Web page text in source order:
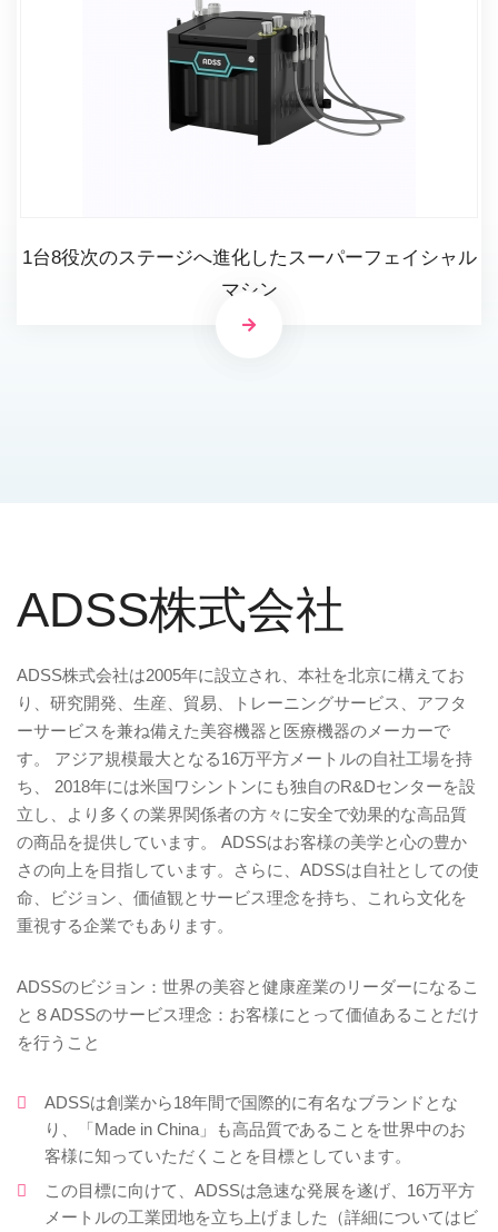
1台8役次のステージへ進化したスーパーフェイシャル
マシン
ADSS株式会社
ADSS株式会社は2005年に設立され、本社を北京に構えてお
り、研究開発、生産、貿易、トレーニングサービス、アフタ
ーサービスを兼ね備えた美容機器と医療機器のメーカーで
す。 アジア規模最大となる16万平方メートルの自社工場を持
ち、 2018年には米国ワシントンにも独自のR&Dセンターを設
立し、より多くの業界関係者の方々に安全で効果的な高品質
の商品を提供しています。 ADSSはお客様の美学と心の豊か
さの向上を目指しています。さらに、ADSSは自社としての使
命、ビジョン、価値観とサービス理念を持ち、これら文化を
重視する企業でもあります。
ADSSのビジョン：世界の美容と健康産業のリーダーになるこ
と８ADSSのサービス理念：お客様にとって価値あることだけ
を行うこと
ADSSは創業から18年間で国際的に有名なブランドとな
り、「Made in China」も高品質であることを世界中のお
客様に知っていただくことを目標としています。
この目標に向けて、ADSSは急速な発展を遂げ、16万平方
メートルの工業団地を立ち上げました（詳細についてはビ